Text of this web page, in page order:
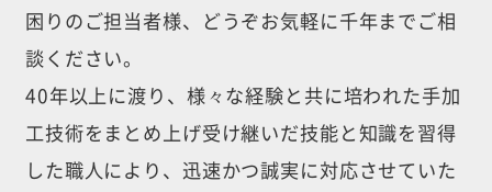
困りのご担当者様、どうぞお気軽に千年までご相
談ください。
40年以上に渡り、様々な経験と共に培われた手加
工技術をまとめ上げ受け継いだ技能と知識を習得
した職人により、迅速かつ誠実に対応させていた